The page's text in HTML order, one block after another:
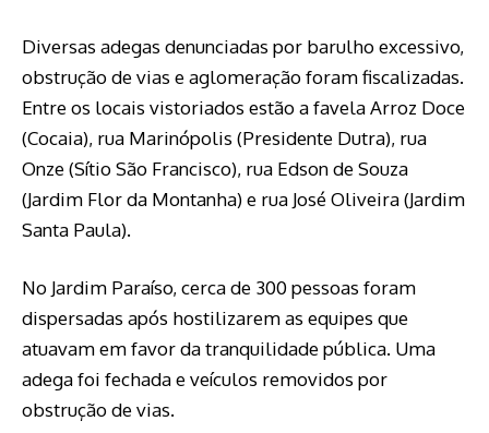
Diversas adegas denunciadas por barulho excessivo,
obstrução de vias e aglomeração foram fiscalizadas.
Entre os locais vistoriados estão a favela Arroz Doce
(Cocaia), rua Marinópolis (Presidente Dutra), rua
Onze (Sítio São Francisco), rua Edson de Souza
(Jardim Flor da Montanha) e rua José Oliveira (Jardim
Santa Paula).
No Jardim Paraíso, cerca de 300 pessoas foram
dispersadas após hostilizarem as equipes que
atuavam em favor da tranquilidade pública. Uma
adega foi fechada e veículos removidos por
obstrução de vias.